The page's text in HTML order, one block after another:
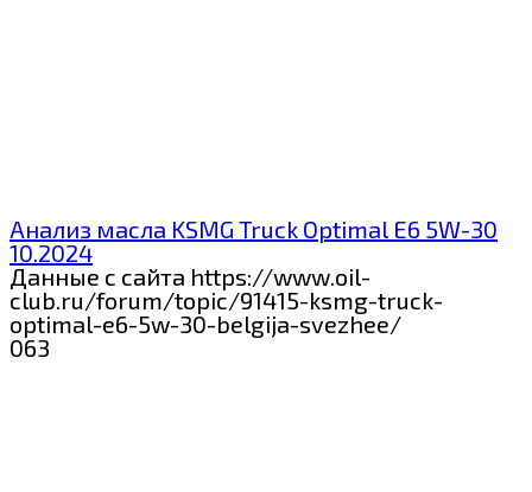
Анализ масла KSMG Truck Optimal E6 5W-30
10.2024
Данные с сайта https://www.oil-
club.ru/forum/topic/91415-ksmg-truck-
optimal-e6-5w-30-belgija-svezhee/
063